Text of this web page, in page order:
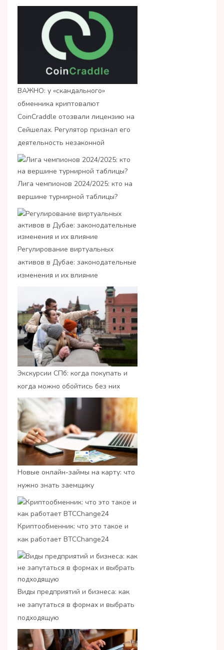
ВАЖНО: у «скандального»
обменника криптовалют
CoinCraddle отозвали лицензию на
Сейшелах. Регулятор признал его
деятельность незаконной
Лига чемпионов 2024/2025: кто на
вершине турнирной таблицы?
Регулирование виртуальных
активов в Дубае: законодательные
изменения и их влияние
Экскурсии СПб: когда покупать и
когда можно обойтись без них
Новые онлайн-займы на карту: что
нужно знать заемщику
Криптообменник: что это такое и
как работает BTCChange24
Виды предприятий и бизнеса: как
не запутаться в формах и выбрать
подходящую